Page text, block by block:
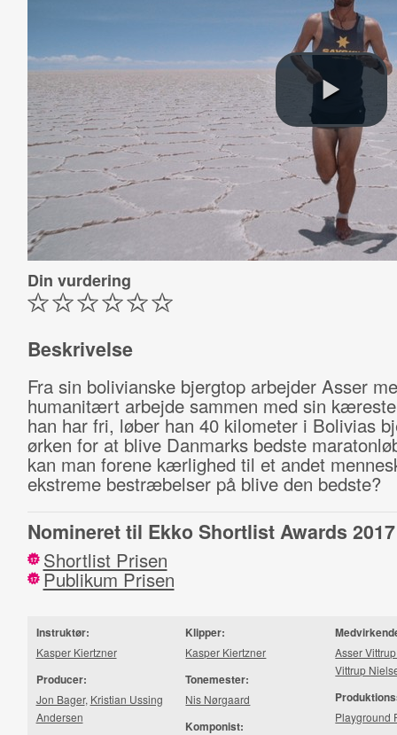
Din vurdering
Beskrivelse
Fra sin bolivianske bjergtop arbejder Asser
humanitært arbejde sammen med sin
han har fri, løber han 40 kilometer i Bolivias
ørken for at blive Danmarks bedste
kan man forene kærlighed til et andet
ekstreme bestræbelser på blive den bedste?
Nomineret til Ekko Shortlist Awards 2017
17 Shortlist Prisen
17 Publikum Prisen
Instruktør:
Kasper Kiertzner
Producer:
Jon Bager, Kristian Ussing
Andersen
Klipper:
Kasper Kiertzner
Tonemester:
Nis Nørgaard
Komponist:
Asser
Vittrup
Playground